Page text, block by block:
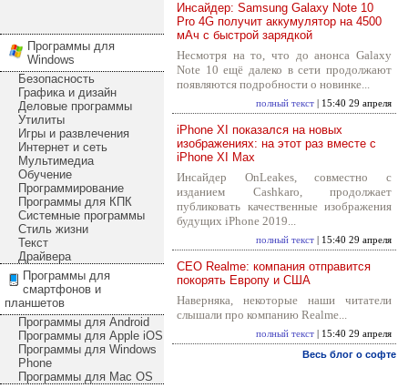
Программы для
Windows
Безопасность
Графика и дизайн
Деловые программы
Утилиты
Игры и развлечения
Интернет и сеть
Мультимедиа
Обучение
Программирование
Программы для КПК
Системные программы
Стиль жизни
Текст
Драйвера
Программы для
смартфонов и
планшетов
Программы для Android
Программы для Apple iOS
Программы для Windows
Phone
Программы для Mac OS
Инсайдер: Samsung Galaxy Note 10
Pro 4G получит аккумулятор на 4500
мАч с быстрой зарядкой
Несмотря на то, что до анонса Galaxy
Note 10 ещё далеко в сети продолжают
появляются подробности о новинке...
полный текст | 15:40 29 апреля
iPhone XI показался на новых
изображениях: на этот раз вместе с
iPhone XI Max
Инсайдер OnLeakes, совместно с
изданием Cashkaro, продолжает
публиковать качественные изображения
будущих iPhone 2019...
полный текст | 15:40 29 апреля
CEO Realme: компания отправится
покорять Европу и США
Наверняка, некоторые наши читатели
слышали про компанию Realme...
полный текст | 15:40 29 апреля
Весь блог о софте